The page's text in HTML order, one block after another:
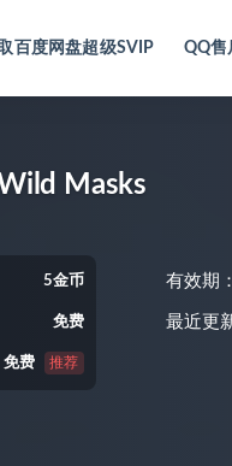
百度网盘超级SVIP QQ售
Masks
5金币
免费
免费 推荐
有效期
最近更